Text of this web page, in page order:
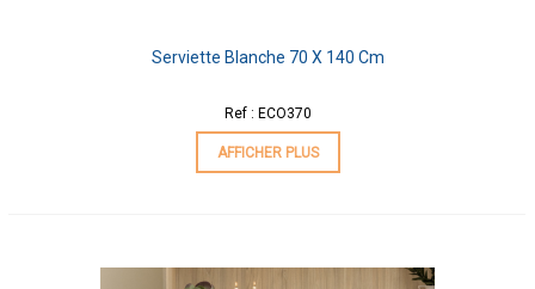
Serviette Blanche 70 X 140 Cm
Ref : ECO370
AFFICHER PLUS